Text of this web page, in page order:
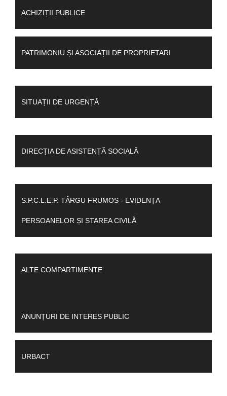
ACHIZIȚII PUBLICE
PATRIMONIU ȘI ASOCIAȚII DE PROPRIETARI
SITUAȚII DE URGENȚĂ
DIRECȚIA DE ASISTENȚĂ SOCIALĂ
S.P.C.L.E.P. TÂRGU FRUMOS - EVIDENȚA
PERSOANELOR ȘI STAREA CIVILĂ
ALTE COMPARTIMENTE
ANUNȚURI DE INTERES PUBLIC
URBACT